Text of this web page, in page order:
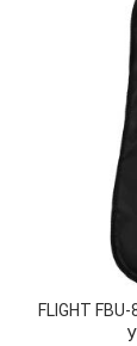
FLIGHT